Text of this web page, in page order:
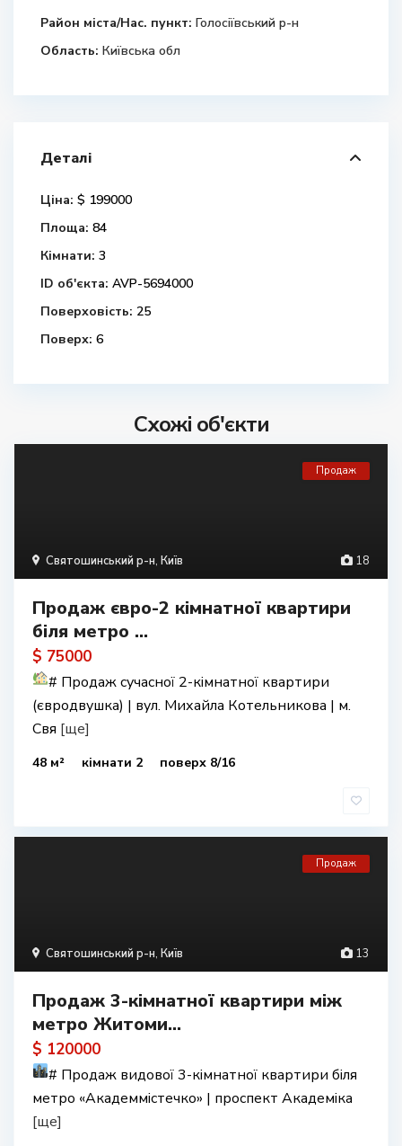
Район міста/Нас. пункт: Голосіївський р-н
Область: Київська обл
Деталі
Ціна: $ 199000
Площа: 84
Кімнати: 3
ID об'єкта: AVP-5694000
Поверховість: 25
Поверх: 6
Схожі об'єкти
18
Святошинський р-н, Київ
Продаж
Продаж євро-2 кімнатної квартири
біля метро ...
$ 75000
# Продаж сучасної 2-кімнатної квартири
(євродвушка) | вул. Михайла Котельникова | м.
Свя [ще]
48 м² кімнати 2 поверх 8/16
13
Святошинський р-н, Київ
Продаж
Продаж 3-кімнатної квартири між
метро Житоми...
$ 120000
# Продаж видової 3-кімнатної квартири біля
метро «Академмістечко» | проспект Академіка
[ще]